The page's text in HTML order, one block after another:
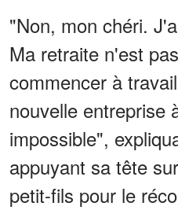
"Non, mon chéri.
Ma retraite n'est
commencer à
nouvelle entreprise
impossible",
appuyant sa tête
petit-fils pour le